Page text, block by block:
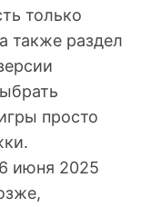
только
также раздел
просто
июня 2025